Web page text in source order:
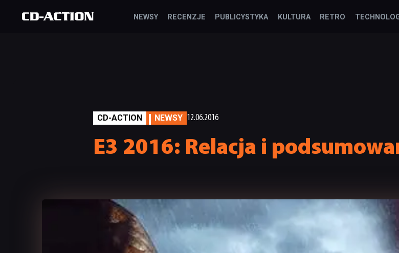
NEWSY RECENZJE PUBLICYSTYKA KULTURA RETRO
CD-ACTION NEWSY 12.06.2016
E3 2016: Relacja i